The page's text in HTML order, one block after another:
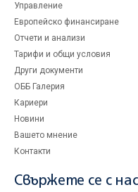
Управление
Европейско финансиране
Отчети и анализи
Тарифи и общи условия
Други документи
ОББ Галерия
Кариери
Новини
Вашето мнение
Контакти
Свържете се с нас